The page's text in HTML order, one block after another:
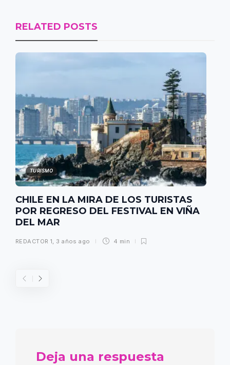
RELATED POSTS
TURISMO
CHILE EN LA MIRA DE LOS TURISTAS
POR REGRESO DEL FESTIVAL EN VIÑA
DEL MAR
REDACTOR 1, 3 años ago 4 min
Deja una respuesta